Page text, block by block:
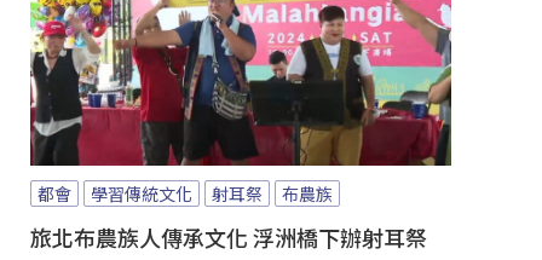
都會 學習傳統文化 射耳祭 布農族
旅北布農族人傳承文化 浮洲橋下辦射耳祭